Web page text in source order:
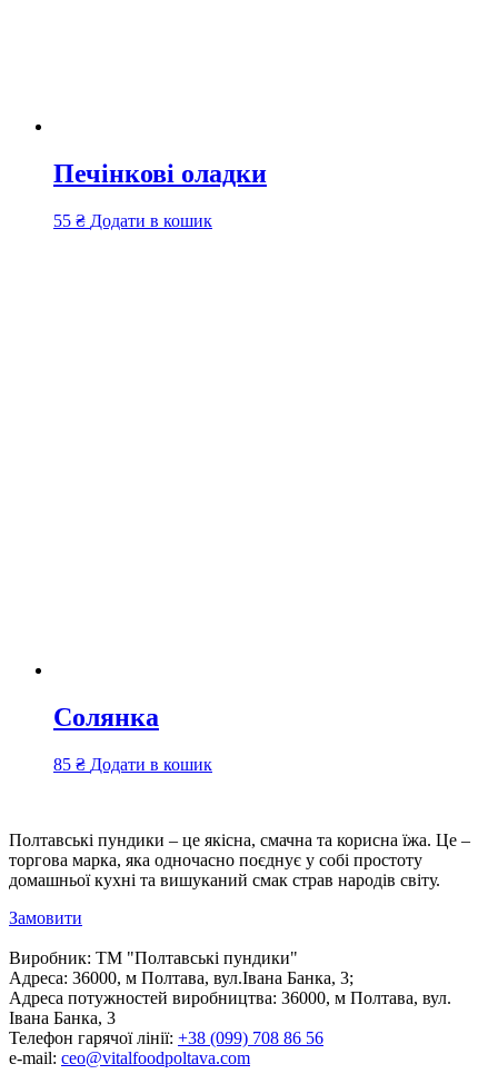
Печінкові оладки
55 ₴ Додати в кошик
Солянка
85 ₴ Додати в кошик
Полтавські пундики – це якісна, смачна та корисна їжа. Це –
торгова марка, яка одночасно поєднує у собі простоту
домашньої кухні та вишуканий смак страв народів світу.
Замовити
Виробник: ТМ "Полтавські пундики"
Адреса: 36000, м Полтава, вул.Івана Банка, 3;
Адреса потужностей виробництва: 36000, м Полтава, вул.
Івана Банка, 3
Телефон гарячої лінії: +38 (099) 708 86 56
e-mail: ceo@vitalfoodpoltava.com